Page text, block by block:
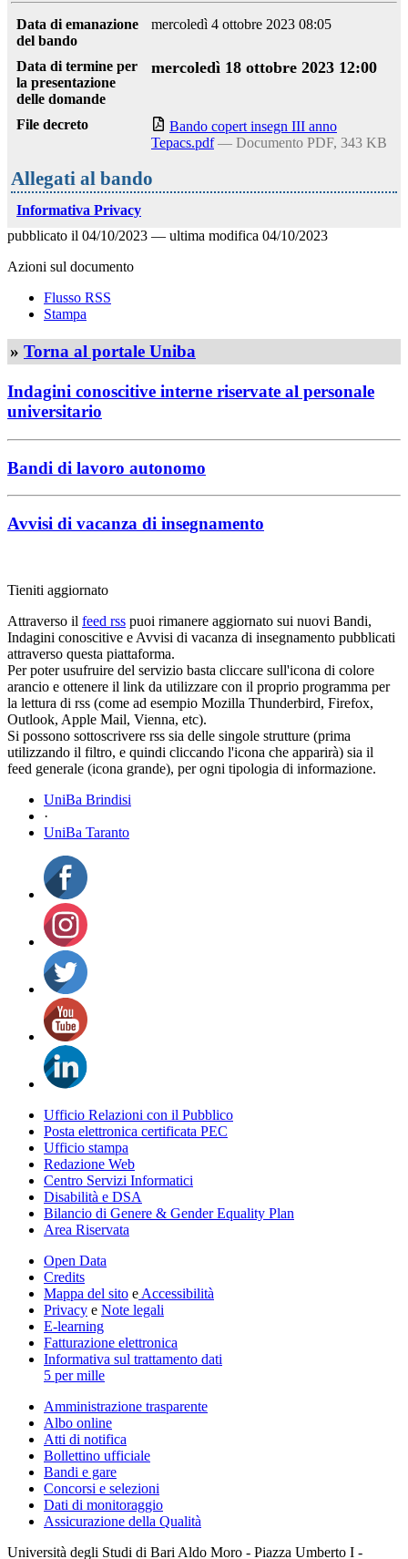
Data di emanazione
del bando
mercoledì 4 ottobre 2023 08:05
Data di termine per
la presentazione
delle domande
mercoledì 18 ottobre 2023 12:00
File decreto
Bando copert insegn III anno
Tepacs.pdf — Documento PDF, 343 KB
Allegati al bando
Informativa Privacy
pubblicato il 04/10/2023 — ultima modifica 04/10/2023
Azioni sul documento
Flusso RSS
Stampa
» Torna al portale Uniba
Indagini conoscitive interne riservate al personale
universitario
Bandi di lavoro autonomo
Avvisi di vacanza di insegnamento
Tieniti aggiornato
Attraverso il feed rss puoi rimanere aggiornato sui nuovi Bandi,
Indagini conoscitive e Avvisi di vacanza di insegnamento pubblicati
attraverso questa piattaforma.
Per poter usufruire del servizio basta cliccare sull'icona di colore
arancio e ottenere il link da utilizzare con il proprio programma per
la lettura di rss (come ad esempio Mozilla Thunderbird, Firefox,
Outlook, Apple Mail, Vienna, etc).
Si possono sottoscrivere rss sia delle singole strutture (prima
utilizzando il filtro, e quindi cliccando l'icona che apparirà) sia il
feed generale (icona grande), per ogni tipologia di informazione.
UniBa Brindisi
·
UniBa Taranto
Ufficio Relazioni con il Pubblico
Posta elettronica certificata PEC
Ufficio stampa
Redazione Web
Centro Servizi Informatici
Disabilità e DSA
Bilancio di Genere & Gender Equality Plan
Area Riservata
Open Data
Credits
Mappa del sito e Accessibilità
Privacy e Note legali
E-learning
Fatturazione elettronica
Informativa sul trattamento dati
5 per mille
Amministrazione trasparente
Albo online
Atti di notifica
Bollettino ufficiale
Bandi e gare
Concorsi e selezioni
Dati di monitoraggio
Assicurazione della Qualità
Università degli Studi di Bari Aldo Moro - Piazza Umberto I -